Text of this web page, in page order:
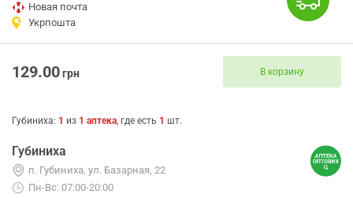
Новая почта
Укрпошта
129.00грн В корзину
Губиниха: 1 из 1 аптека, где есть 1 шт.
Губиниха
п. Губиниха, ул. Базарная, 22
Пн-Вс: 07:00-20:00